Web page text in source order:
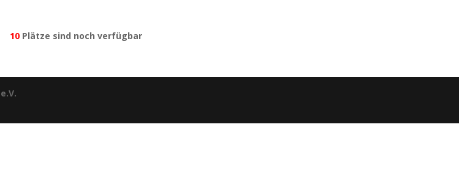
10 Plätze sind noch verfügbar